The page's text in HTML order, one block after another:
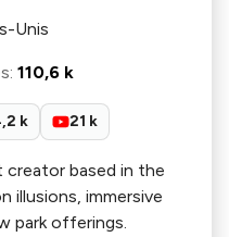
Unis
: 110,6 k
k 21 k
creator based in the
illusions, immersive
park offerings.